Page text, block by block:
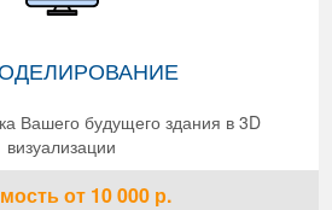
Вашего будущего здания в 3D
визуализации
от 10 000 р.